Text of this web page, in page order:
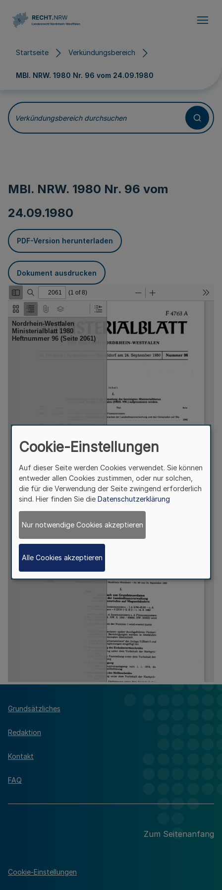
Startseite Verkündungsbereich
MBl. NRW. 1980 Nr. 96 vom 24.09.1980
Verkündungsbereich durchsuchen
MBl. NRW. 1980 Nr. 96 vom
24.09.1980
PDF-Version herunterladen
Dokument ausdrucken
Grundsätzliches
Redaktion
Kontakt
FAQ
Zum Seitenanfang
Cookie-Einstellungen
Cookie-Einstellungen
Auf dieser Seite werden Cookies verwendet. Sie können
entweder allen Cookies zustimmen, oder nur solchen,
die für die Verwendung der Seite zwingend erforderlich
sind. Hier finden Sie die Datenschutzerklärung
Nur notwendige Cookies akzeptieren
Alle Cookies akzeptieren